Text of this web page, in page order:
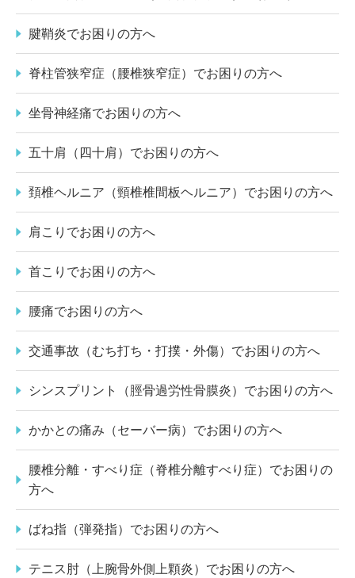
腱鞘炎でお困りの方へ
脊柱管狭窄症（腰椎狭窄症）でお困りの方へ
坐骨神経痛でお困りの方へ
五十肩（四十肩）でお困りの方へ
頚椎ヘルニア（頸椎椎間板ヘルニア）でお困りの方へ
肩こりでお困りの方へ
首こりでお困りの方へ
腰痛でお困りの方へ
交通事故（むち打ち・打撲・外傷）でお困りの方へ
シンスプリント（脛骨過労性骨膜炎）でお困りの方へ
かかとの痛み（セーバー病）でお困りの方へ
腰椎分離・すべり症（脊椎分離すべり症）でお困りの
方へ
ばね指（弾発指）でお困りの方へ
テニス肘（上腕骨外側上顆炎）でお困りの方へ